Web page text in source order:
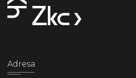
Adresa